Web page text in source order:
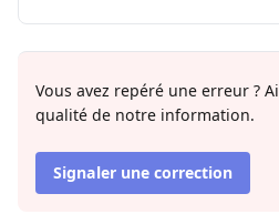
Vous avez repéré une erreur ?
qualité de notre information.
Signaler une correction